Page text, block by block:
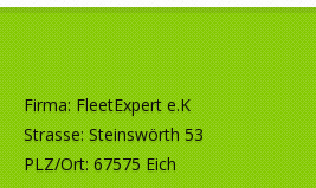
Firma: FleetExpert e.K
Strasse: Steinswörth 53
PLZ/Ort: 67575 Eich